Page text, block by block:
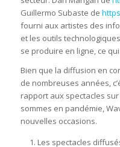
Guillermo Subaste de
fourni aux artistes des
et les outils
se produire en ligne, ce
Bien que la diffusion en
de nombreuses années,
rapport aux spectacles
sommes en pandémie,
nouvelles occasions.
Les spectacles